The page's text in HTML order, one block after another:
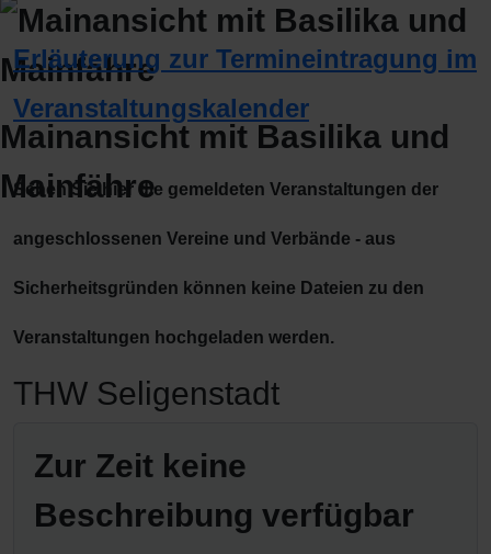
Mainansicht mit Basilika und
Mainfähre
Erläuterung zur Termineintragung im
Veranstaltungskalender
Sehen Sie hier die gemeldeten Veranstaltungen der
angeschlossenen Vereine und Verbände - aus
Sicherheitsgründen können keine Dateien zu den
Veranstaltungen hochgeladen werden.
THW Seligenstadt
Zur Zeit keine
Beschreibung verfügbar